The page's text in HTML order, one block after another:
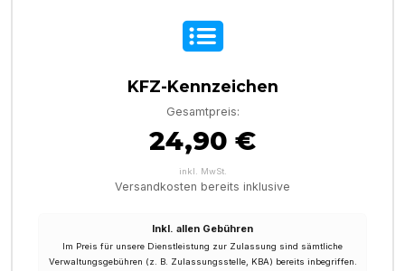
KFZ-Kennzeichen
Gesamtpreis:
24,90 €
inkl. MwSt.
Versandkosten bereits inklusive
Inkl. allen Gebühren
Im Preis für unsere Dienstleistung zur Zulassung sind sämtliche
Verwaltungsgebühren (z. B. Zulassungsstelle, KBA) bereits inbegriffen.